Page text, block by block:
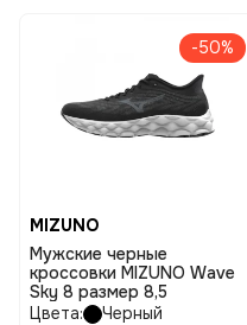
-50%
MIZUNO
Мужские черные
кроссовки MIZUNO Wave
Sky 8 размер 8,5
Цвета:
Черный